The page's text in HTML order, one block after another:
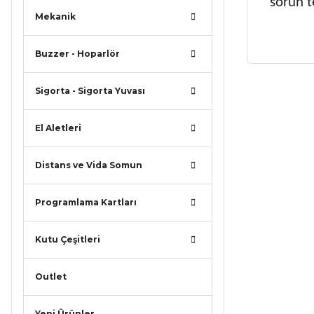
Mekanik
Buzzer - Hoparlör
Sigorta - Sigorta Yuvası
El Aletleri
Distans ve Vida Somun
Programlama Kartları
Kutu Çeşitleri
Outlet